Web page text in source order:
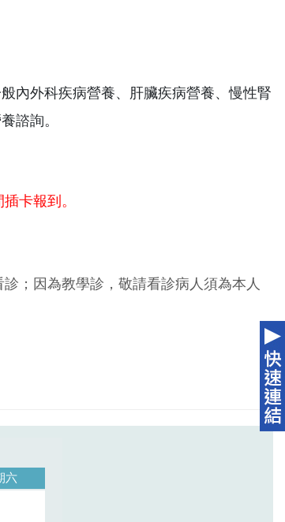
內外科疾病營養、肝臟疾病營養、慢性腎
諮詢。
卡報到。
；因為教學診，敬請看診病人須為本人